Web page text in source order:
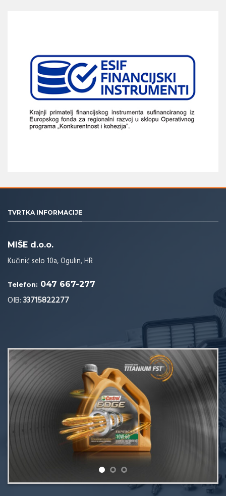
TVRTKA INFORMACIJE
MIŠE d.o.o.
Kučinić selo 10a, Ogulin, HR
Telefon: 047 667-277
OIB:33715822277